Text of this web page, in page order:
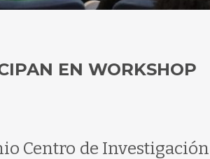
EN WORKSHOP
Centro de